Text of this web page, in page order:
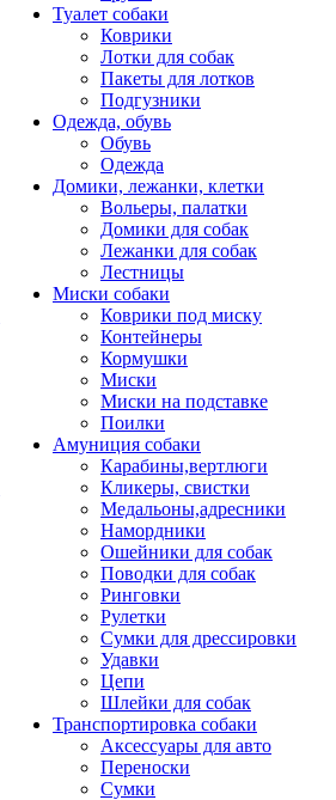
Туалет собаки
Коврики
Лотки для собак
Пакеты для лотков
Подгузники
Одежда, обувь
Обувь
Одежда
Домики, лежанки, клетки
Вольеры, палатки
Домики для собак
Лежанки для собак
Лестницы
Миски собаки
Коврики под миску
Контейнеры
Кормушки
Миски
Миски на подставке
Поилки
Амуниция собаки
Карабины,вертлюги
Кликеры, свистки
Медальоны,адресники
Намордники
Ошейники для собак
Поводки для собак
Ринговки
Рулетки
Сумки для дрессировки
Удавки
Цепи
Шлейки для собак
Транспортировка собаки
Аксессуары для авто
Переноски
Сумки